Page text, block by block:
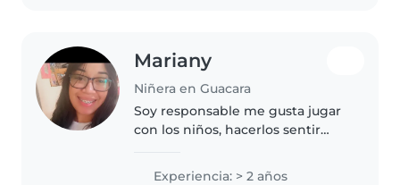
Mariany
Niñera en Guacara
Soy responsable me gusta jugar
con los niños, hacerlos sentir
Experiencia: > 2 años